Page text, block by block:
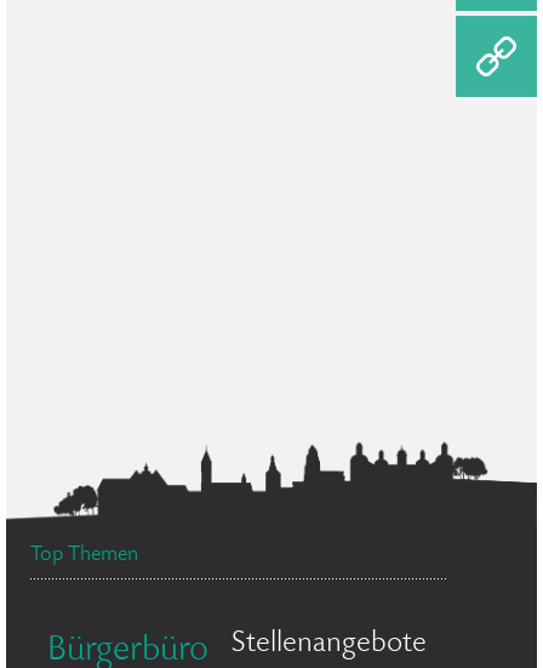
Top Themen
Bürgerbüro Stellenangebote